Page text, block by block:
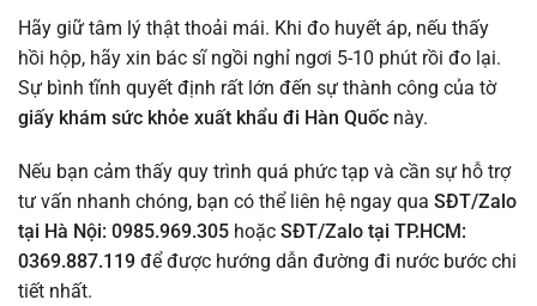
Hãy giữ tâm lý thật thoải mái. Khi đo huyết áp, nếu thấy
hồi hộp, hãy xin bác sĩ ngồi nghỉ ngơi 5-10 phút rồi đo lại.
Sự bình tĩnh quyết định rất lớn đến sự thành công của tờ
giấy khám sức khỏe xuất khẩu đi Hàn Quốc này.
Nếu bạn cảm thấy quy trình quá phức tạp và cần sự hỗ trợ
tư vấn nhanh chóng, bạn có thể liên hệ ngay qua SĐT/Zalo
tại Hà Nội: 0985.969.305 hoặc SĐT/Zalo tại TP.HCM:
0369.887.119 để được hướng dẫn đường đi nước bước chi
tiết nhất.